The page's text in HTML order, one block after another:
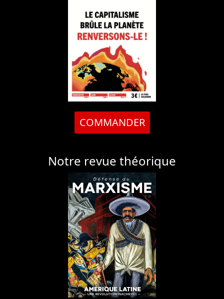
COMMANDER
Notre revue théorique